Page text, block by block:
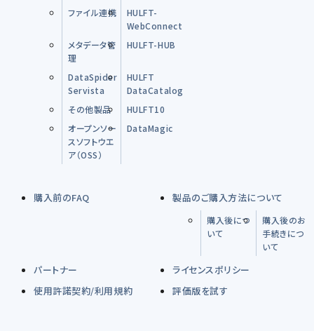
ファイル連携
HULFT-
WebConnect
メタデータ管
理
HULFT-HUB
DataSpider
Servista
HULFT
DataCatalog
その他製品
HULFT10
オープンソー
スソフトウエ
ア（OSS）
DataMagic
購入前のFAQ 製品のご購入方法について
購入後につ
いて
購入後のお
手続きにつ
いて
パートナー
ライセンスポリシー
使用許諾契約/利用規約
評価版を試す